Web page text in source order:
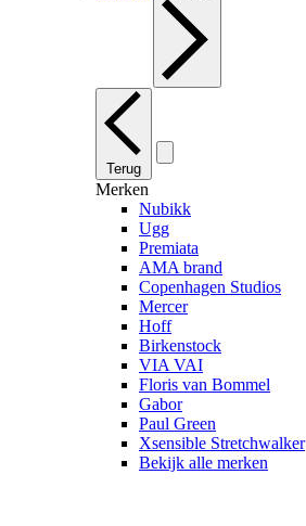
Terug
Merken
Nubikk
Ugg
Premiata
AMA brand
Copenhagen Studios
Mercer
Hoff
Birkenstock
VIA VAI
Floris van Bommel
Gabor
Paul Green
Xsensible Stretchwalker
Bekijk alle merken